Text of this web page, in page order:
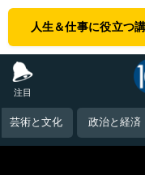
人生＆仕事に役立つ
注目
芸術と文化 政治と経済